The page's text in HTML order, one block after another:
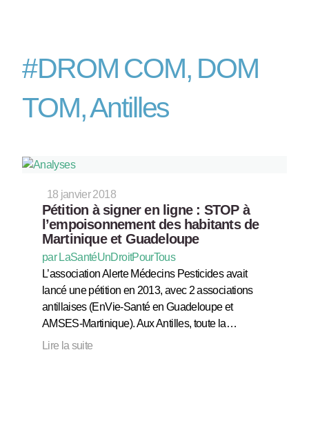
#DROM COM, DOM
TOM, Antilles
18 janvier 2018
Pétition à signer en ligne : STOP à
l’empoisonnement des habitants de
Martinique et Guadeloupe
par LaSantéUnDroitPourTous
L’association Alerte Médecins Pesticides avait
lancé une pétition en 2013, avec 2 associations
antillaises (EnVie-Santé en Guadeloupe et
AMSES-Martinique). Aux Antilles, toute la…
Lire la suite